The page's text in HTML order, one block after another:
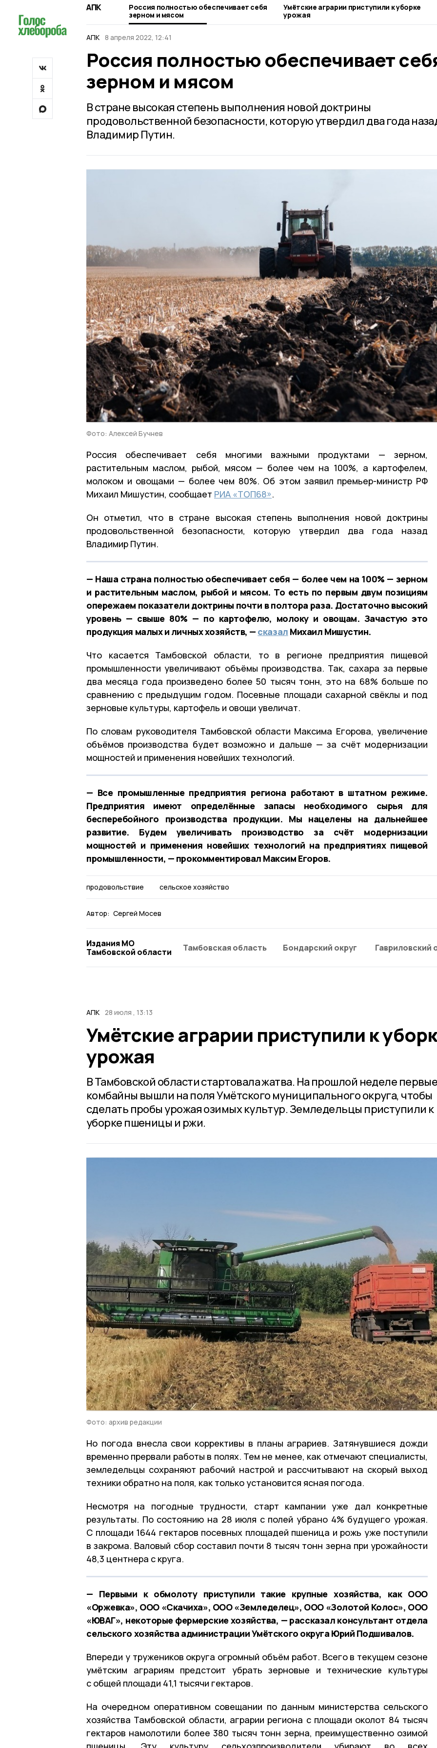
АПК
Россия полностью обеспечивает себя
зерном и мясом
Умётские аграрии приступили к уборке
урожая
АПК 8 апреля 2022, 12:41
Россия полностью обеспечивает
зерном и мясом
В стране высокая степень выполнения новой доктрины
продовольственной безопасности, которую утвердил два года
Владимир Путин.
Фото: Алексей Бучнев
Россия обеспечивает себя многими важными продуктами — зерном,
растительным маслом, рыбой, мясом — более чем на 100%, а картофелем,
молоком и овощами — более чем 80%. Об этом заявил премьер-министр РФ
Михаил Мишустин, сообщает РИА «ТОП68».
Он отметил, что в стране высокая степень выполнения новой доктрины
продовольственной безопасности, которую утвердил два года назад
Владимир Путин.
— Наша страна полностью обеспечивает себя — более чем на 100% — зерном
и растительным маслом, рыбой и мясом. То есть по первым двум позициям
опережаем показатели доктрины почти в полтора раза. Достаточно высокий
уровень — свыше 80% — по картофелю, молоку и овощам. Зачастую это
продукция малых и личных хозяйств, — сказал Михаил Мишустин.
Что касается Тамбовской области, то в регионе предприятия пищевой
промышленности увеличивают объёмы производства. Так, сахара за первые
два месяца года произведено более 50 тысяч тонн, это на 68% больше по
сравнению с предыдущим годом. Посевные площади сахарной свёклы и под
зерновые культуры, картофель и овощи увеличат.
По словам руководителя Тамбовской области Максима Егорова, увеличение
объёмов производства будет возможно и дальше — за счёт модернизации
мощностей и применения новейших технологий.
— Все промышленные предприятия региона работают в штатном режиме.
Предприятия имеют определённые запасы необходимого сырья для
бесперебойного производства продукции. Мы нацелены на дальнейшее
развитие. Будем увеличивать производство за счёт модернизации
мощностей и применения новейших технологий на предприятиях пищевой
промышленности, — прокомментировал Максим Егоров.
продовольствие сельское хозяйство
Автор: Сергей Мосев
Издания МО
Тамбовской области
Тамбовская область Бондарский округ Гавриловский
АПК 28 июля , 13:13
Умётские аграрии приступили к
урожая
В Тамбовской области стартовала жатва. На прошлой неделе первые
комбайны вышли на поля Умётского муниципального округа, чтобы
сделать пробы урожая озимых культур. Земледельцы приступили к
уборке пшеницы и ржи.
Фото: архив редакции
Но погода внесла свои коррективы в планы аграриев. Затянувшиеся дожди
временно прервали работы в полях. Тем не менее, как отмечают специалисты,
земледельцы сохраняют рабочий настрой и рассчитывают на скорый выход
техники обратно на поля, как только установится ясная погода.
Несмотря на погодные трудности, старт кампании уже дал конкретные
результаты. По состоянию на 28 июля с полей убрано 4% будущего урожая.
С площади 1644 гектаров посевных площадей пшеница и рожь уже поступили
в закрома. Валовый сбор составил почти 8 тысяч тонн зерна при урожайности
48,3 центнера с круга.
— Первыми к обмолоту приступили такие крупные хозяйства, как ООО
«Оржевка», ООО «Скачиха», ООО «Земледелец», ООО «Золотой Колос», ООО
«ЮВАГ», некоторые фермерские хозяйства, — рассказал консультант отдела
сельского хозяйства администрации Умётского округа Юрий Подшивалов.
Впереди у тружеников округа огромный объём работ. Всего в текущем сезоне
умётским аграриям предстоит убрать зерновые и технические культуры
с общей площади 41,1 тысячи гектаров.
На очередном оперативном совещании по данным министерства сельского
хозяйства Тамбовской области, аграрии региона с площади околот 84 тысяч
гектаров намолотили более 380 тысяч тонн зерна, преимущественно озимой